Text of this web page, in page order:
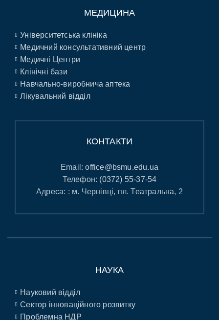
МЕДИЦИНА
Університетська клініка
Медичний консультативний центр
Медичні Центри
Клінічні бази
Навчально-виробнича аптека
Лікувальний відділ
КОНТАКТИ
Email:office@bsmu.edu.ua
Телефон: (0372) 55-37-54
Адреса: : м. Чернівці, пл. Театральна, 2
НАУКА
Науковий відділ
Сектор інноваційного розвитку
Проблемна НДР